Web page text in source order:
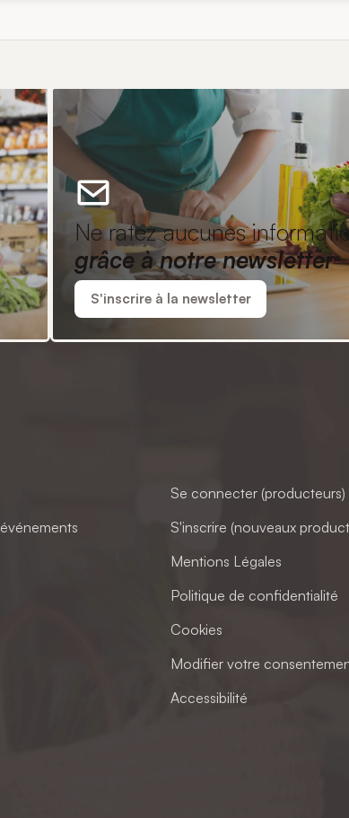
Ne ratez aucunes
grâce à notre newsletter
S'inscrire à la newsletter
Se connecter (producteurs)
S'inscrire (nouveaux
Mentions Légales
Politique de confidentialité
Cookies
Modifier votre
Accessibilité